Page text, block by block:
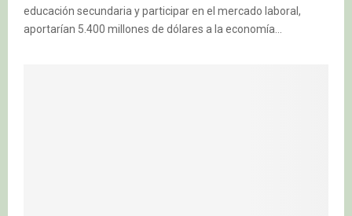
educación secundaria y participar en el mercado laboral,
aportarían 5.400 millones de dólares a la economía...